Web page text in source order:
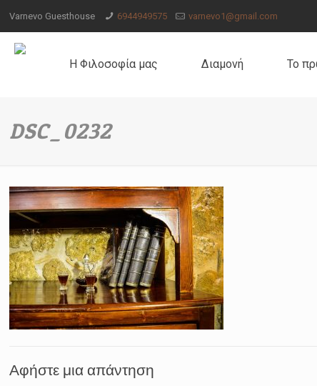
Varnevo Guesthouse 6944949575 varnevo1@gmail.com
Η Φιλοσοφία μας Διαμονή Το
DSC_0232
Αφήστε μια απάντηση